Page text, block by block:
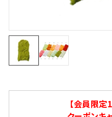
【会員限定